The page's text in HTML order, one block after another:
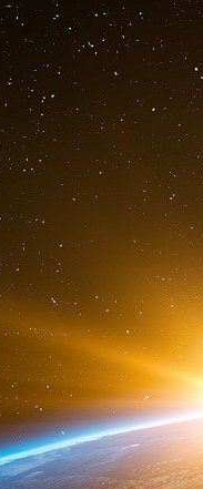
de l’huile sur le
droit de
, y compris les
Kremlin afin de
et la société
le maître
qui reprennent
menaçant
les actifs
contre-sanctions
acteurs
cherchent
si la guerre
de
de moral et